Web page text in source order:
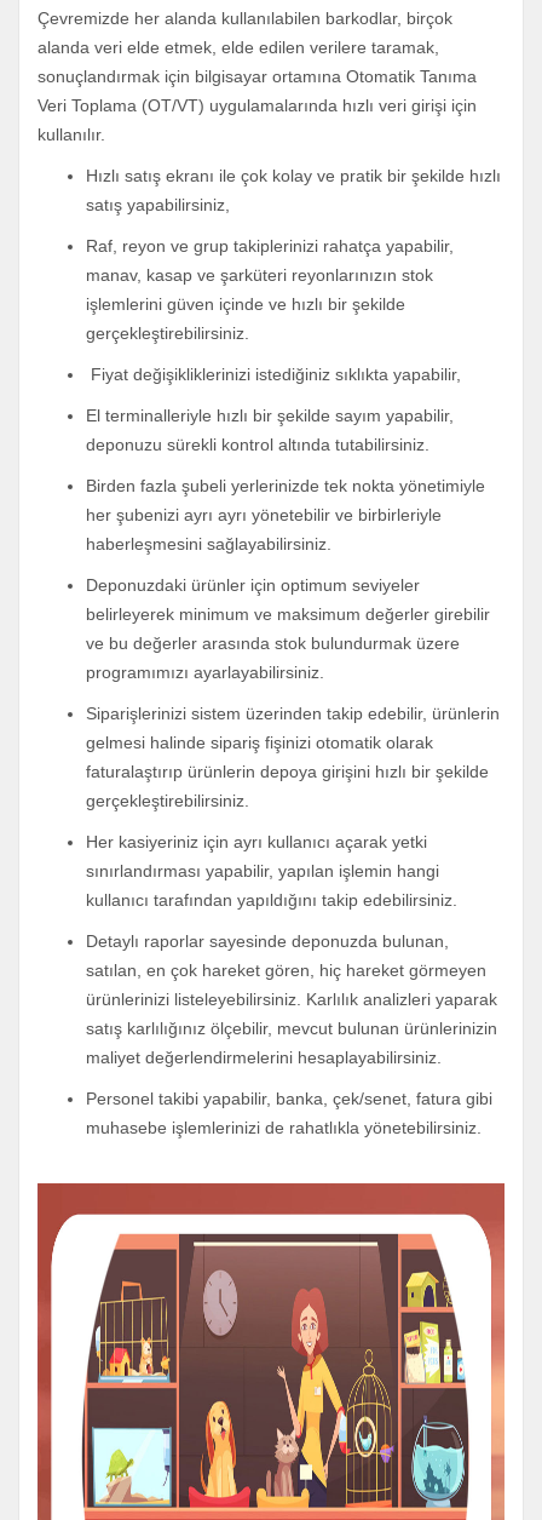
Çevremizde her alanda kullanılabilen barkodlar, birçok
alanda veri elde etmek, elde edilen verilere taramak,
sonuçlandırmak için bilgisayar ortamına Otomatik Tanıma
Veri Toplama (OT/VT) uygulamalarında hızlı veri girişi için
kullanılır.
Hızlı satış ekranı ile çok kolay ve pratik bir şekilde hızlı
satış yapabilirsiniz,
Raf, reyon ve grup takiplerinizi rahatça yapabilir,
manav, kasap ve şarküteri reyonlarınızın stok
işlemlerini güven içinde ve hızlı bir şekilde
gerçekleştirebilirsiniz.
Fiyat değişikliklerinizi istediğiniz sıklıkta yapabilir,
El terminalleriyle hızlı bir şekilde sayım yapabilir,
deponuzu sürekli kontrol altında tutabilirsiniz.
Birden fazla şubeli yerlerinizde tek nokta yönetimiyle
her şubenizi ayrı ayrı yönetebilir ve birbirleriyle
haberleşmesini sağlayabilirsiniz.
Deponuzdaki ürünler için optimum seviyeler
belirleyerek minimum ve maksimum değerler girebilir
ve bu değerler arasında stok bulundurmak üzere
programımızı ayarlayabilirsiniz.
Siparişlerinizi sistem üzerinden takip edebilir, ürünlerin
gelmesi halinde sipariş fişinizi otomatik olarak
faturalaştırıp ürünlerin depoya girişini hızlı bir şekilde
gerçekleştirebilirsiniz.
Her kasiyeriniz için ayrı kullanıcı açarak yetki
sınırlandırması yapabilir, yapılan işlemin hangi
kullanıcı tarafından yapıldığını takip edebilirsiniz.
Detaylı raporlar sayesinde deponuzda bulunan,
satılan, en çok hareket gören, hiç hareket görmeyen
ürünlerinizi listeleyebilirsiniz. Karlılık analizleri yaparak
satış karlılığınız ölçebilir, mevcut bulunan ürünlerinizin
maliyet değerlendirmelerini hesaplayabilirsiniz.
Personel takibi yapabilir, banka, çek/senet, fatura gibi
muhasebe işlemlerinizi de rahatlıkla yönetebilirsiniz.